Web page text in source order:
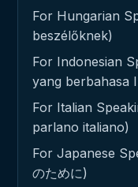
For Hungarian
beszélőknek)
For Indonesian
yang berbahasa
For Italian
parlano italiano)
For Japanese
のために)